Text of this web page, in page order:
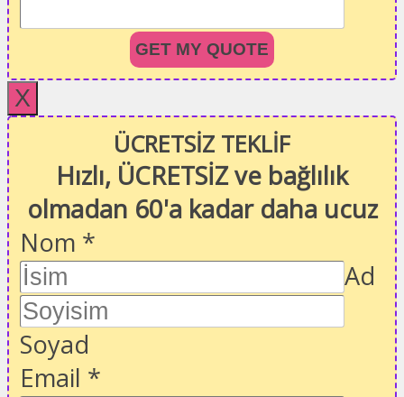
GET MY QUOTE
X
ÜCRETSİZ TEKLİF
Hızlı, ÜCRETSİZ ve bağlılık
olmadan 60'a kadar daha ucuz
Nom *
Ad
Soyad
Email *